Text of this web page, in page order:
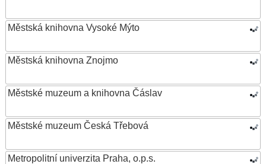
Městská knihovna Vysoké Mýto
Městská knihovna Znojmo
Městské muzeum a knihovna Čáslav
Městské muzeum Česká Třebová
Metropolitní univerzita Praha, o.p.s.